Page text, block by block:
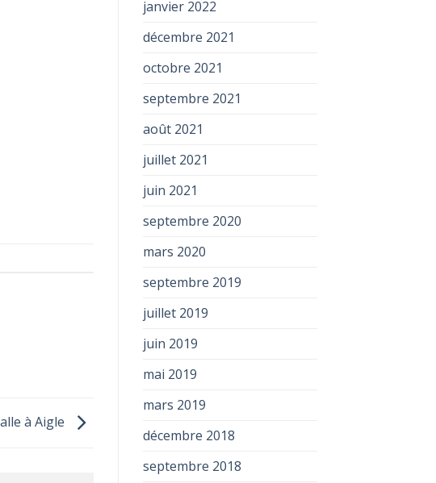
à Aigle
janvier 2022
décembre 2021
octobre 2021
septembre 2021
août 2021
juillet 2021
juin 2021
septembre 2020
mars 2020
septembre 2019
juillet 2019
juin 2019
mai 2019
mars 2019
décembre 2018
septembre 2018